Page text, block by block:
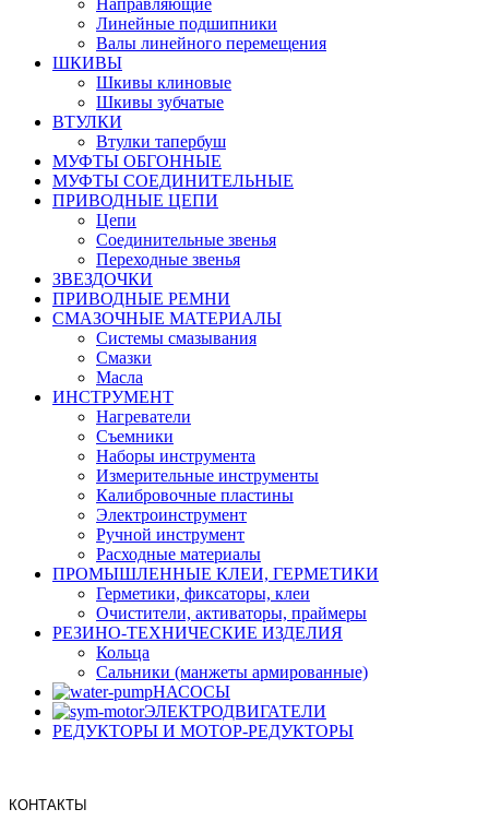
Направляющие
Линейные подшипники
Валы линейного перемещения
ШКИВЫ
Шкивы клиновые
Шкивы зубчатые
ВТУЛКИ
Втулки тапербуш
МУФТЫ ОБГОННЫЕ
МУФТЫ СОЕДИНИТЕЛЬНЫЕ
ПРИВОДНЫЕ ЦЕПИ
Цепи
Соединительные звенья
Переходные звенья
ЗВЕЗДОЧКИ
ПРИВОДНЫЕ РЕМНИ
СМАЗОЧНЫЕ МАТЕРИАЛЫ
Системы смазывания
Смазки
Масла
ИНСТРУМЕНТ
Нагреватели
Съемники
Наборы инструмента
Измерительные инструменты
Калибровочные пластины
Электроинструмент
Ручной инструмент
Расходные материалы
ПРОМЫШЛЕННЫЕ КЛЕИ, ГЕРМЕТИКИ
Герметики, фиксаторы, клеи
Очистители, активаторы, праймеры
РЕЗИНО-ТЕХНИЧЕСКИЕ ИЗДЕЛИЯ
Кольца
Сальники (манжеты армированные)
НАСОСЫ
ЭЛЕКТРОДВИГАТЕЛИ
РЕДУКТОРЫ И МОТОР-РЕДУКТОРЫ
КОНТАКТЫ